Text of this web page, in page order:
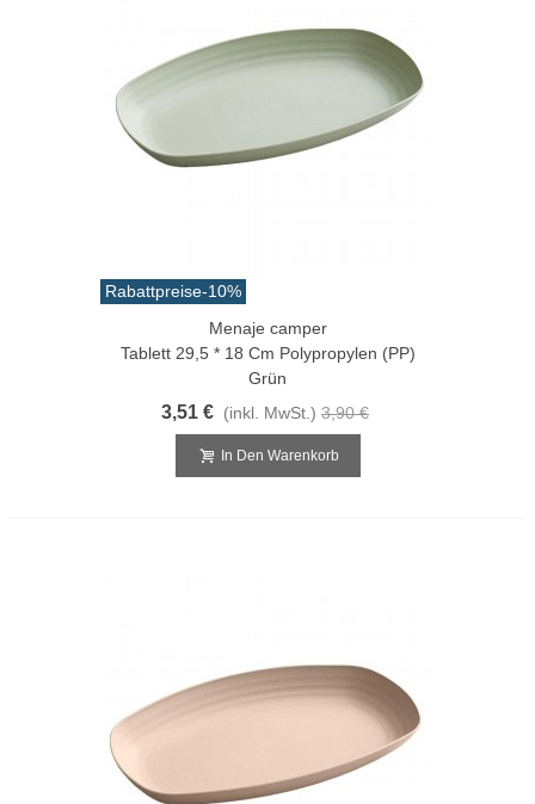
Rabattpreise-10%
Menaje camper
Tablett 29,5 * 18 Cm Polypropylen (PP)
Grün
3,51 € (inkl. MwSt.) 3,90 €
In Den Warenkorb